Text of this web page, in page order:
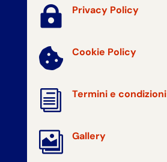
 Privacy Policy
 Cookie Policy
i Termini e condizioni
 Gallery